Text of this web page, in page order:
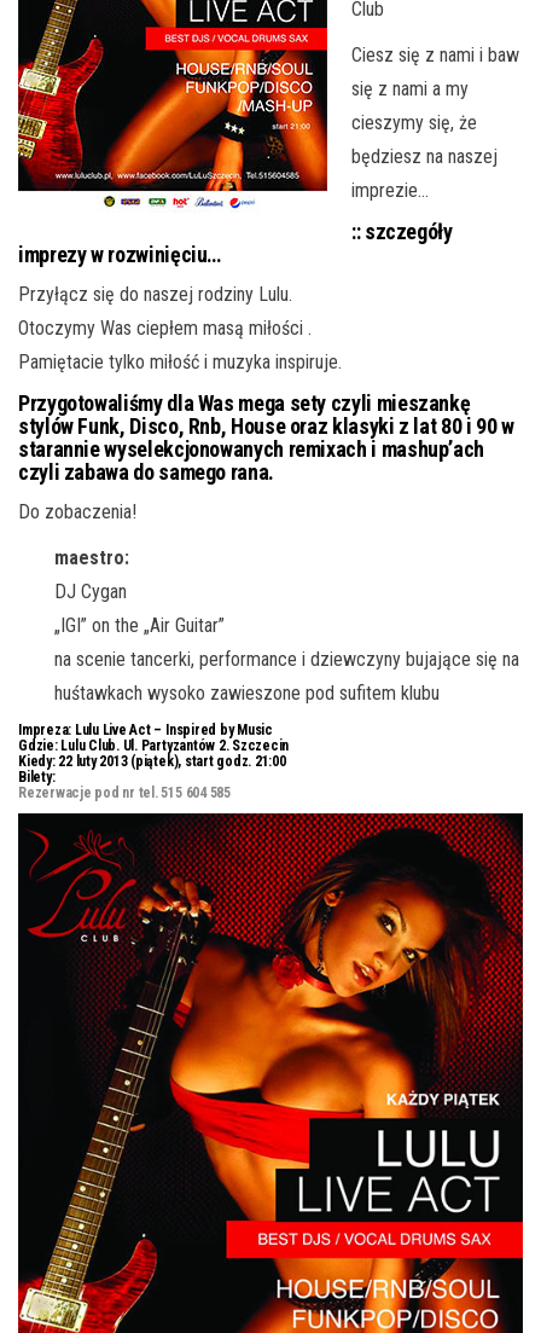
Club
Ciesz się z nami i baw
się z nami a my
cieszymy się, że
będziesz na naszej
imprezie…
:: szczegóły
imprezy w rozwinięciu…
Przyłącz się do naszej rodziny Lulu.
Otoczymy Was ciepłem masą miłości .
Pamiętacie tylko miłość i muzyka inspiruje.
Przygotowaliśmy dla Was mega sety czyli mieszankę
stylów Funk, Disco, Rnb, House oraz klasyki z lat 80 i 90 w
starannie wyselekcjonowanych remixach i mashup’ach
czyli zabawa do samego rana.
Do zobaczenia!
maestro:
DJ Cygan
„IGI” on the „Air Guitar”
na scenie tancerki, performance i dziewczyny bujające się na
huśtawkach wysoko zawieszone pod sufitem klubu
Impreza: Lulu Live Act – Inspired by Music
Gdzie:Lulu Club. Ul. Partyzantów 2. Szczecin
Kiedy: 22 luty 2013 (piątek), start godz. 21:00
Bilety:
Rezerwacje pod nr tel. 515 604 585